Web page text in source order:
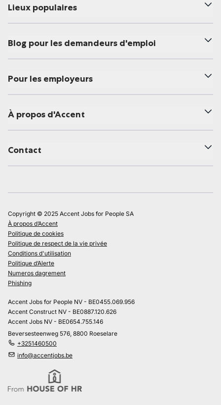
Lieux populaires
Blog pour les demandeurs d'emploi
Pour les employeurs
À propos d'Accent
Contact
Copyright © 2025 Accent Jobs for People SA
À propos d’Accent
Politique de cookies
Politique de respect de la vie privée
Conditions d'utilisation
Politique d’Alerte
Numeros dagrement
Phishing
Accent Jobs for People NV - BE0455.069.956
Accent Construct NV - BE0887.120.626
Accent Jobs NV - BE0654.755.146
Beversesteenweg 576, 8800 Roeselare
+3251460500
info@accentjobs.be